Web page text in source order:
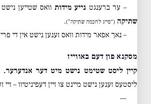
– ער ברענגט נייע מידות וואס שטייען
שתיקה (“סייג לחכמה שתיקה”).
– נאך אפאר מידות וואס זענען נישט אין די
מסקנא פון דעם באווייז
קיין ליסט שטימט נישט מיט דער אנדערער.
ליסטעס זענען נישט מיינט צו זיין דעפיניטיוו – זיי
—